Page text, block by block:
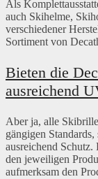
Als
auch Skihelme,
verschiedener
Sortiment von
Bieten die
ausreichend
Aber ja, alle
gängigen
ausreichend
den jeweiligen
aufmerksam den